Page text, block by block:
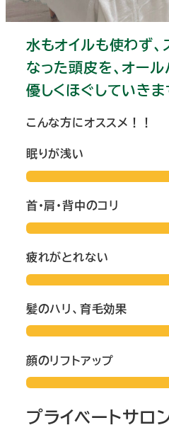
水もオイルも使わず
なった頭皮を、オー
優しくほぐしていきま
こんな方にオススメ！！
眠りが浅い
首・肩・背中のコリ
疲れがとれない
髪のハリ、育毛効果
顔のリフトアップ
プライベートサロ